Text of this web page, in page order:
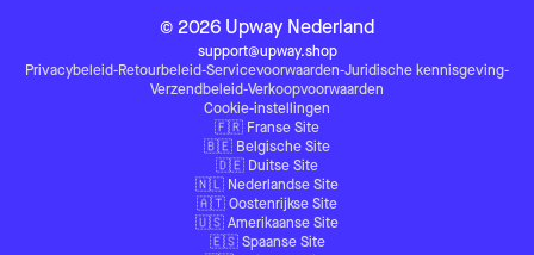
© 2026 Upway Nederland
support@upway.shop
Privacybeleid-Retourbeleid-Servicevoorwaarden-Juridische kennisgeving-
Verzendbeleid-Verkoopvoorwaarden
Cookie-instellingen
🇫🇷 Franse Site
🇧🇪 Belgische Site
🇩🇪 Duitse Site
🇳🇱 Nederlandse Site
🇦🇹 Oostenrijkse Site
🇺🇸 Amerikaanse Site
🇪🇸 Spaanse Site